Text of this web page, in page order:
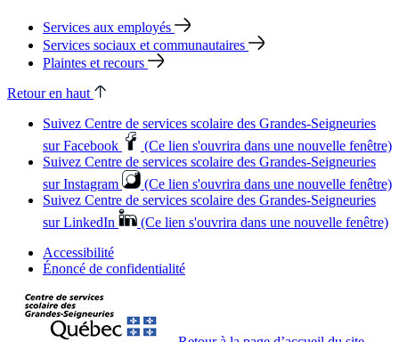
Services aux employés
Services sociaux et communautaires
Plaintes et recours
Retour en haut
Suivez Centre de services scolaire des Grandes‑Seigneuries
sur Facebook
(Ce lien s'ouvrira dans une nouvelle fenêtre)
Suivez Centre de services scolaire des Grandes‑Seigneuries
sur Instagram
(Ce lien s'ouvrira dans une nouvelle fenêtre)
Suivez Centre de services scolaire des Grandes‑Seigneuries
sur LinkedIn
(Ce lien s'ouvrira dans une nouvelle fenêtre)
Accessibilité
Énoncé de confidentialité